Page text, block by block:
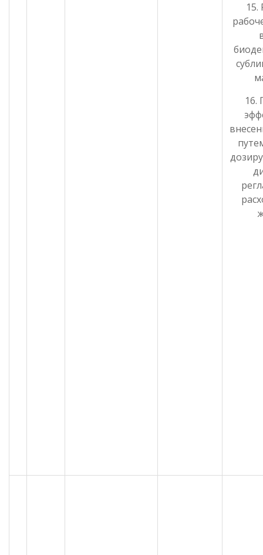
15.
16.